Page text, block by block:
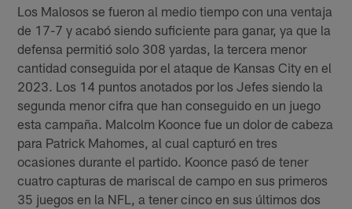
Los Malosos se fueron al medio tiempo con una ventaja
de 17-7 y acabó siendo suficiente para ganar, ya que la
defensa permitió solo 308 yardas, la tercera menor
cantidad conseguida por el ataque de Kansas City en el
2023. Los 14 puntos anotados por los Jefes siendo la
segunda menor cifra que han conseguido en un juego
esta campaña. Malcolm Koonce fue un dolor de cabeza
para Patrick Mahomes, al cual capturó en tres
ocasiones durante el partido. Koonce pasó de tener
cuatro capturas de mariscal de campo en sus primeros
35 juegos en la NFL, a tener cinco en sus últimos dos